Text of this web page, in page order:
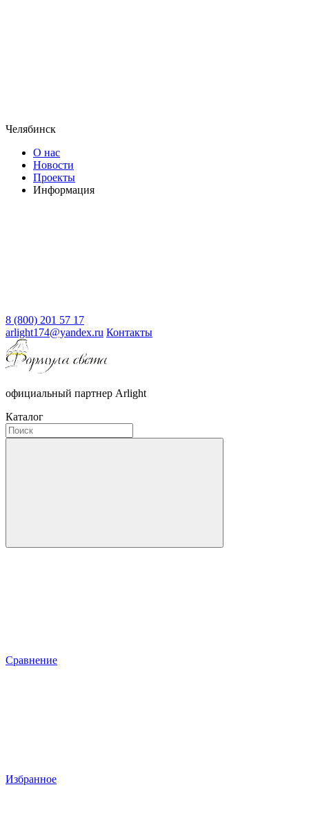
Челябинск
О нас
Новости
Проекты
Информация
8 (800) 201 57 17
arlight174@yandex.ru Контакты
официальный партнер Arlight
Каталог
Сравнение
Избранное